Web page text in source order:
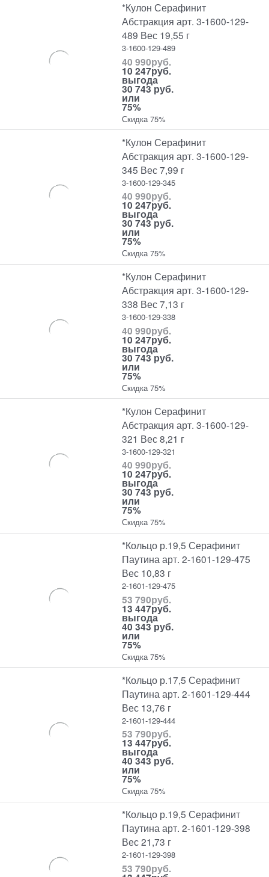
*Кулон Серафинит
Абстракция арт. 3-1600-129-
489 Вес 19,55 г
3-1600-129-489
40 990руб.
10 247руб.
выгода
30 743 руб.
или
75%
Скидка 75%
*Кулон Серафинит
Абстракция арт. 3-1600-129-
345 Вес 7,99 г
3-1600-129-345
40 990руб.
10 247руб.
выгода
30 743 руб.
или
75%
Скидка 75%
*Кулон Серафинит
Абстракция арт. 3-1600-129-
338 Вес 7,13 г
3-1600-129-338
40 990руб.
10 247руб.
выгода
30 743 руб.
или
75%
Скидка 75%
*Кулон Серафинит
Абстракция арт. 3-1600-129-
321 Вес 8,21 г
3-1600-129-321
40 990руб.
10 247руб.
выгода
30 743 руб.
или
75%
Скидка 75%
*Кольцо р.19,5 Серафинит
Паутина арт. 2-1601-129-475
Вес 10,83 г
2-1601-129-475
53 790руб.
13 447руб.
выгода
40 343 руб.
или
75%
Скидка 75%
*Кольцо р.17,5 Серафинит
Паутина арт. 2-1601-129-444
Вес 13,76 г
2-1601-129-444
53 790руб.
13 447руб.
выгода
40 343 руб.
или
75%
Скидка 75%
*Кольцо р.19,5 Серафинит
Паутина арт. 2-1601-129-398
Вес 21,73 г
2-1601-129-398
53 790руб.